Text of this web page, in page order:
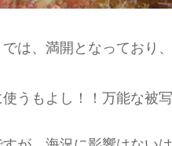
は、満開となっており
うもよし！！万能な被